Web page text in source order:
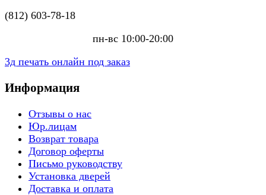
(812) 603-78-18
пн-вс 10:00-20:00
3д печать онлайн под заказ
Информация
Отзывы о нас
Юр.лицам
Возврат товара
Договор оферты
Письмо руководству
Установка дверей
Доставка и оплата